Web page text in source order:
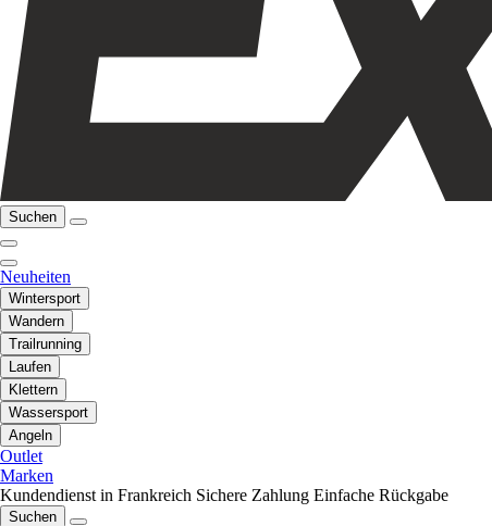
Suchen
Neuheiten
Wintersport
Wandern
Trailrunning
Laufen
Klettern
Wassersport
Angeln
Outlet
Marken
Kundendienst in Frankreich Sichere Zahlung Einfache Rückgabe
Suchen